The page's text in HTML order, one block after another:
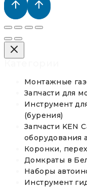
Монтажные
Запчасти для
Инструмент
(бурения)
Запчасти KEN
оборудования
Коронки,
Домкраты в
Наборы
Инструмент